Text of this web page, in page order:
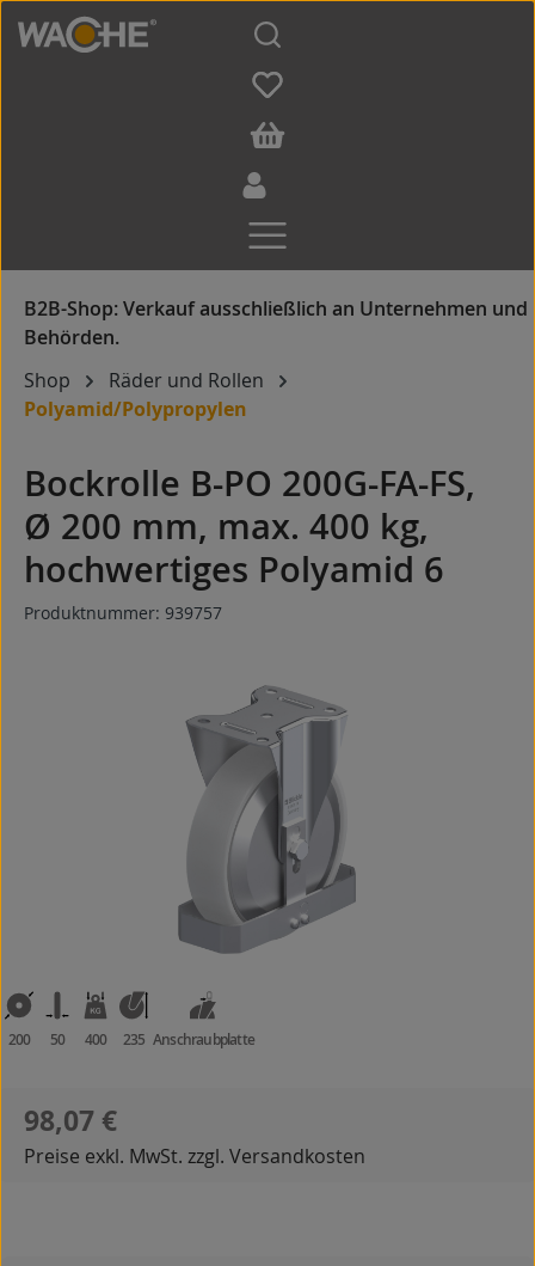
Zum Hauptinhalt springen
Shop
Räder und Rollen
Polyamid/Polypropylen
Bockrolle B-PO 200G-FA-FS,
Ø 200 mm, max. 400 kg,
hochwertiges Polyamid 6
Produktnummer: 939757
200 50 400 235 Anschraubplatte
Regulärer Preis:
98,07 €
Preise exkl. MwSt. zzgl. Versandkosten